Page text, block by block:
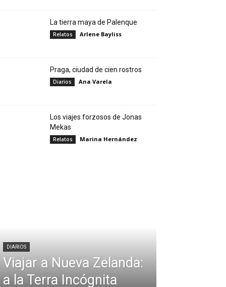
La tierra maya de Palenque
Relatos Arlene Bayliss
Praga, ciudad de cien rostros
Diarios Ana Varela
Los viajes forzosos de Jonas
Mekas
Relatos Marina Hernández
DIARIOS
Viajar a Nueva Zelanda:
a la Terra Incógnita